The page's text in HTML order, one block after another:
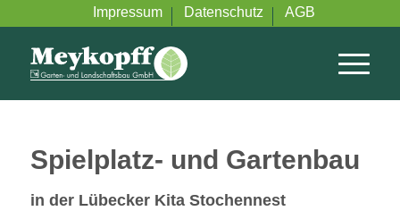
Impressum Datenschutz AGB
Spielplatz- und Gartenbau
in der Lübecker Kita Stochennest